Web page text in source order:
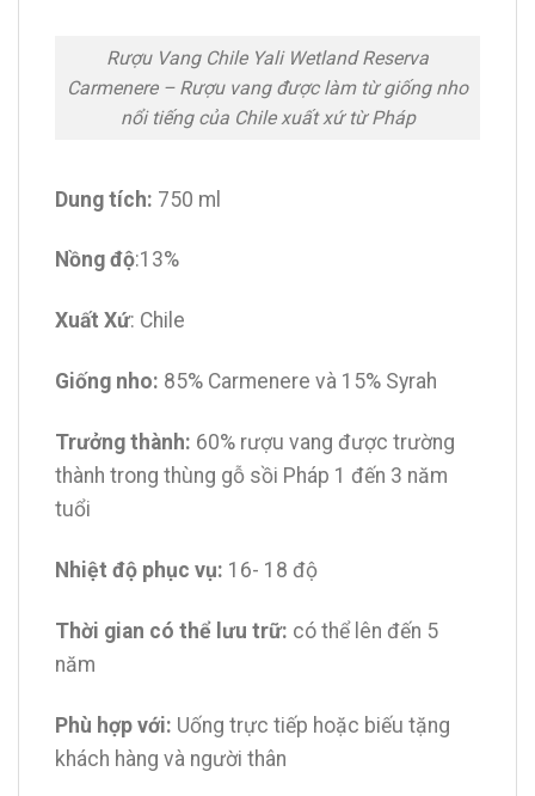
Rượu Vang Chile Yali Wetland Reserva
Carmenere – Rượu vang được làm từ giống nho
nổi tiếng của Chile xuất xứ từ Pháp
Dung tích: 750 ml
Nồng độ:13%
Xuất Xứ: Chile
Giống nho: 85% Carmenere và 15% Syrah
Trưởng thành: 60% rượu vang được trường
thành trong thùng gỗ sồi Pháp 1 đến 3 năm
tuổi
Nhiệt độ phục vụ: 16- 18 độ
Thời gian có thể lưu trữ: có thể lên đến 5
năm
Phù hợp với: Uống trực tiếp hoặc biếu tặng
khách hàng và người thân